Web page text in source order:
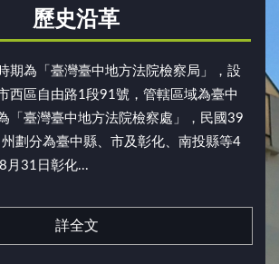
歷史沿革
為「臺灣臺中地方法院檢察局」，設
西區自由路1段91號，管轄區域為臺中
「臺灣臺中地方法院檢察處」，民國39
劃分為臺中縣、市及彰化、南投縣等4
月31日彰化...
詳全文